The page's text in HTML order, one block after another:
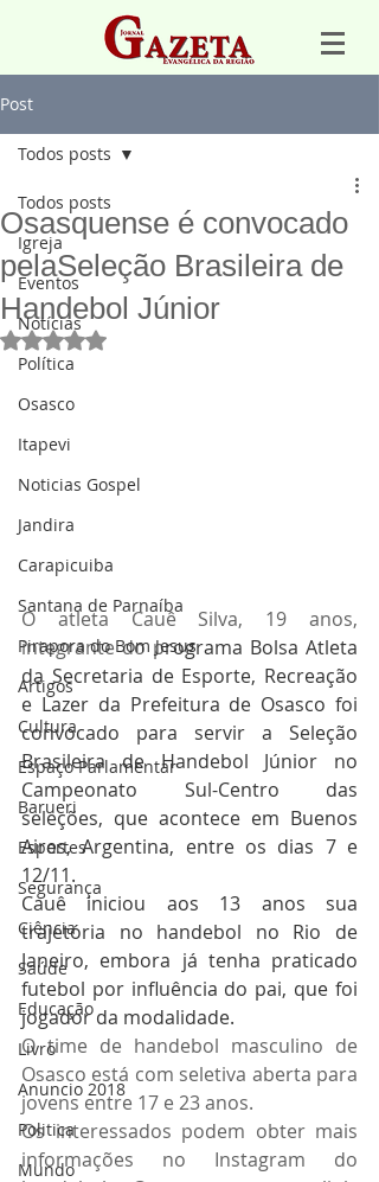
Post
Todos posts
Igreja
Eventos
Notícias
Política
Osasco
Itapevi
Noticias Gospel
Jandira
Carapicuiba
Santana de Parnaíba
Pirapora do Bom Jesus
Artigos
Cultura
Espaço Parlamentar
Barueri
Esportes
Segurança
Ciência
Saúde
Educação
Livro
Anuncio 2018
Politica
Mundo
Todos posts
Osasquense é convocado
pelaSeleção Brasileira de
Handebol Júnior
Avaliado com NaN de 5 estrelas.
O atleta Cauê Silva, 19 anos,
integrante do programa Bolsa Atleta
da Secretaria de Esporte, Recreação
e Lazer da Prefeitura de Osasco foi
convocado para servir a Seleção
Brasileira de Handebol Júnior no
Campeonato Sul-Centro das
seleções, que acontece em Buenos
Aires, Argentina, entre os dias 7 e
12/11.
Cauê iniciou aos 13 anos sua
trajetória no handebol no Rio de
Janeiro, embora já tenha praticado
futebol por influência do pai, que foi
jogador da modalidade.
O time de handebol masculino de
Osasco está com seletiva aberta para
jovens entre 17 e 23 anos.
Os interessados podem obter mais
informações no Instagram do